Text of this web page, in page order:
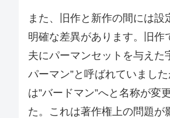
また、旧作と新作の間には設
明確な差異があります。旧作
夫にパーマンセットを与えた
パーマン”と呼ばれていまし
は”バードマン”へと名称が変
た。これは著作権上の問題が